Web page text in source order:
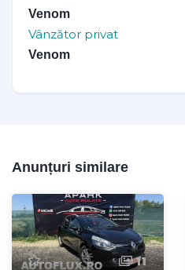
Venom
Vânzător privat
Venom
Anunțuri similare
11